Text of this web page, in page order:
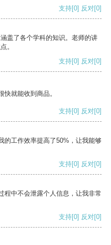
支持[0] 反对[0]
盖了各个学科的知识。老师的讲
。
支持[0] 反对[0]
就能收到商品。
支持[0] 反对[0]
的工作效率提高了50%，让我能够
支持[0] 反对[0]
程中不会泄露个人信息，让我非常
支持[0] 反对[0]